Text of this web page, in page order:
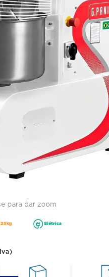
para dar zoom
25kg Elétrica